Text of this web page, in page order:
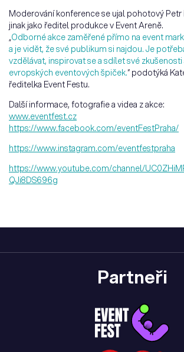
Moderování konference se ujal pohotový
jinak jako ředitel produkce v Event Areně.
„Odborné akce zaměřené přímo na event
a je vidět, že své publikum si najdou. Je
vzdělávat, inspirovat se a sdílet své zkušenosti
evropských eventových špiček.“ podotýká
ředitelka Event Festu.
Další informace, fotografie a videa z akce:
www.eventfest.cz
https://www.facebook.com/eventFestPraha/
https://www.instagram.com/eventfestpraha
https://www.youtube.com/channel/
QJi8DS696g
Partneři